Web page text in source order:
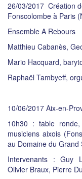
26/03/2017 Création
Fonscolombe à Paris
Ensemble A Rebours
Matthieu Cabanès,
Mario Hacquard,
Raphaël Tambyeff,
10/06/2017 Aix-en-
10h30 : table
musiciens aixois
au Domaine du Grand
Intervenants : Guy
Olivier Braux, Pierre